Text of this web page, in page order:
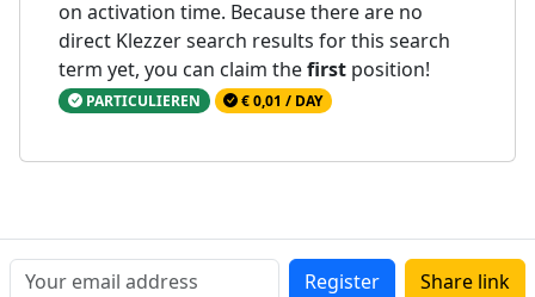
on activation time. Because there are no
direct Klezzer search results for this search
term yet, you can claim thefirst position!
PARTICULIEREN € 0,01 / DAY
Register Share link